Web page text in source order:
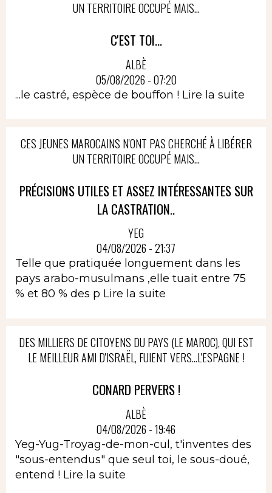
UN TERRITOIRE OCCUPÉ MAIS...
C'EST TOI...
ALBÈ
05/08/2026 - 07:20
...le castré, espèce de bouffon ! Lire la suite
CES JEUNES MAROCAINS N'ONT PAS CHERCHÉ À LIBÉRER
UN TERRITOIRE OCCUPÉ MAIS...
PRÉCISIONS UTILES ET ASSEZ INTÉRESSANTES SUR
LA CASTRATION..
YEG
04/08/2026 - 21:37
Telle que pratiquée longuement dans les
pays arabo-musulmans ,elle tuait entre 75
% et 80 % des p Lire la suite
DES MILLIERS DE CITOYENS DU PAYS (LE MAROC), QUI EST
LE MEILLEUR AMI D'ISRAËL, FUIENT VERS...L'ESPAGNE !
CONARD PERVERS !
ALBÈ
04/08/2026 - 19:46
Yeg-Yug-Troyag-de-mon-cul, t'inventes des
"sous-entendus" que seul toi, le sous-doué,
entend ! Lire la suite